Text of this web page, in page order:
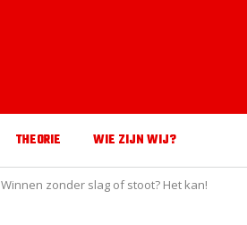
THEORIE WIE ZIJN WIJ?
Winnen zonder slag of stoot? Het kan!